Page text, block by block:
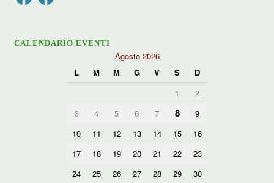
CALENDARIO EVENTI
Agosto 2026
L
M M G V S
D
1
2
3
4 5 6 7 8
9
10
11 12 13 14 15
16
17
18 19 20 21 22
23
24
25 26 27 28 29
30